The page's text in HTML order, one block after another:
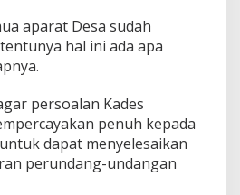
aparat Desa sudah
hal ini ada apa
persoalan Kades
penuh kepada
dapat menyelesaikan
perundang-undangan